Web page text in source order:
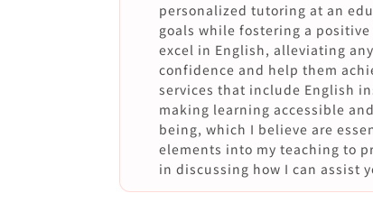
personalized tutoring at an
goals while fostering a
excel in English, alleviating
confidence and help them
services that include English
making learning accessible
being, which I believe are
elements into my teaching to
in discussing how I can assist